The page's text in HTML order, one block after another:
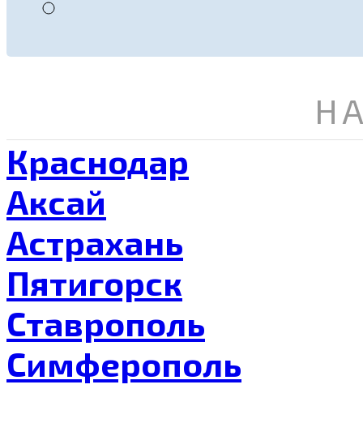
Краснодар
Аксай
Астрахань
Пятигорск
Ставрополь
Симферополь